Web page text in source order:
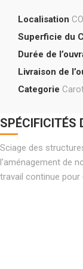
Localisation
Superficie du
Durée de
Livraison de
Categorie
SPÉCIFICITÉS
Sciage des
l'aménagement de
travail continue pour